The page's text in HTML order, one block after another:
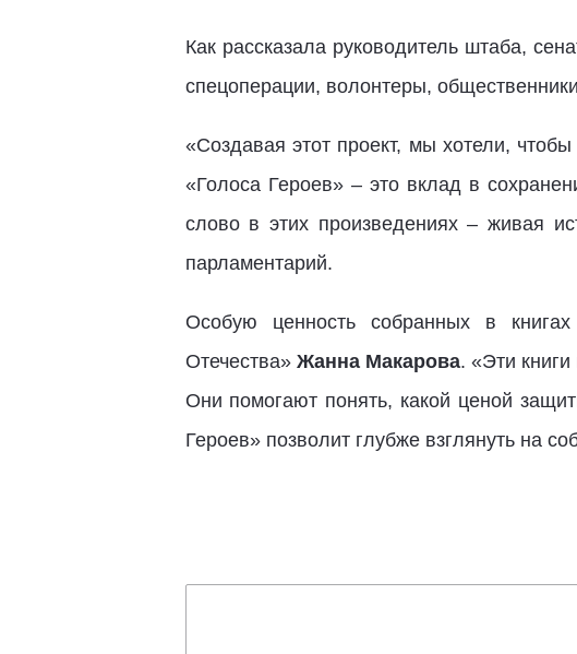
Как рассказала руководитель штаба,
спецоперации, волонтеры,
«Создавая этот проект, мы хотели,
«Голоса Героев» – это вклад в
слово в этих произведениях – живая
парламентарий.
Особую ценность собранных в
Отечества» Жанна Макарова. «Эти
Они помогают понять, какой ценой
Героев» позволит глубже взглянуть на